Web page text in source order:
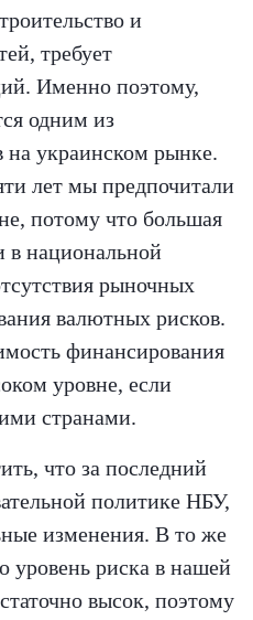
и
требует
Именно поэтому,
одним из
украинском рынке.
лет мы предпочитали
потому что большая
в национальной
рыночных
валютных рисков.
финансирования
уровне, если
странами.
что за последний
политике НБУ,
изменения. В то же
уровень риска в нашей
высок, поэтому